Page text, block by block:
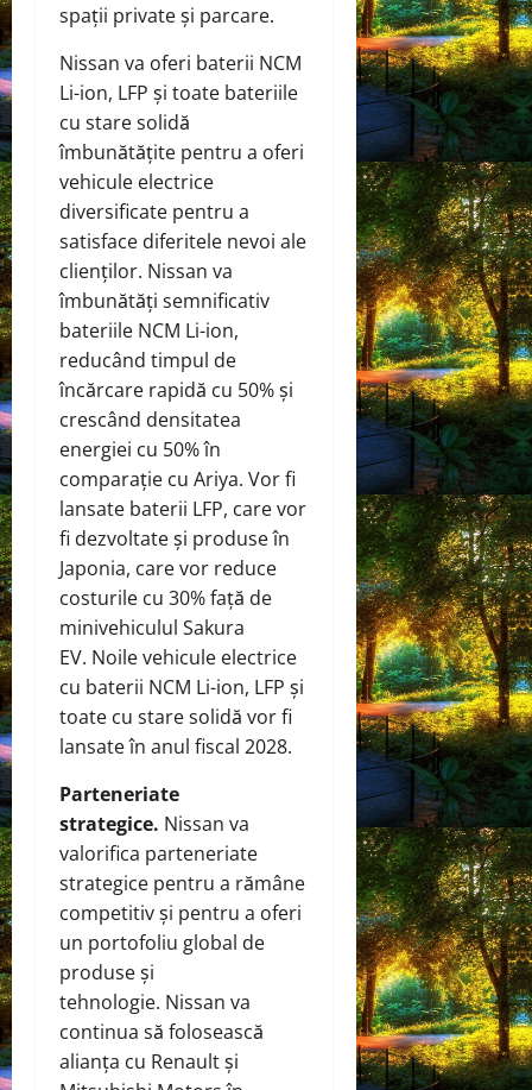
spații private și parcare.
Nissan va oferi baterii NCM
Li-ion, LFP și toate bateriile
cu stare solidă
îmbunătățite pentru a oferi
vehicule electrice
diversificate pentru a
satisface diferitele nevoi ale
clienților. Nissan va
îmbunătăți semnificativ
bateriile NCM Li-ion,
reducând timpul de
încărcare rapidă cu 50% și
crescând densitatea
energiei cu 50% în
comparație cu Ariya. Vor fi
lansate baterii LFP, care vor
fi dezvoltate și produse în
Japonia, care vor reduce
costurile cu 30% față de
minivehiculul Sakura
EV. Noile vehicule electrice
cu baterii NCM Li-ion, LFP și
toate cu stare solidă vor fi
lansate în anul fiscal 2028.
Parteneriate
strategice. Nissan va
valorifica parteneriate
strategice pentru a rămâne
competitiv și pentru a oferi
un portofoliu global de
produse și
tehnologie. Nissan va
continua să folosească
alianța cu Renault și